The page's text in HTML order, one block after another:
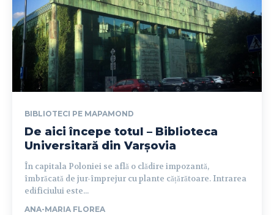
BIBLIOTECI PE MAPAMOND
De aici începe totul – Biblioteca
Universitară din Varșovia
În capitala Poloniei se află o clădire impozantă,
îmbrăcată de jur-împrejur cu plante cățărătoare. Intrarea
edificiului este...
ANA-MARIA FLOREA